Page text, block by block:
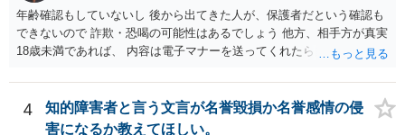
年齢確認もしていないし 後から出てきた人が、保護者だという確認も
できないので 詐欺・恐喝の可能性はあるでしょう 他方、相手方が真実
18歳未満であれば、 内容は電子マナーを送ってくれたら自慰行為など
画の尺は10分ほど、服を着たままで胸を触って欲しい、などの要望を
して、要求された金額(1000円程度)の電子マネーを送信してしまいま
した。 そこから、撮影するまで暇なので顔の雰囲気の写真を交換して
4
知的障害者と言う文言が名誉毀損か名誉感情の侵
害になるか教えてほしい。